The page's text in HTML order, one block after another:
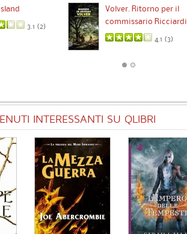
3.1 (2)
Volver. Ritorno per il
commissario Ricciardi
4.1 (3)
INTERESSANTI SU QLIBRI